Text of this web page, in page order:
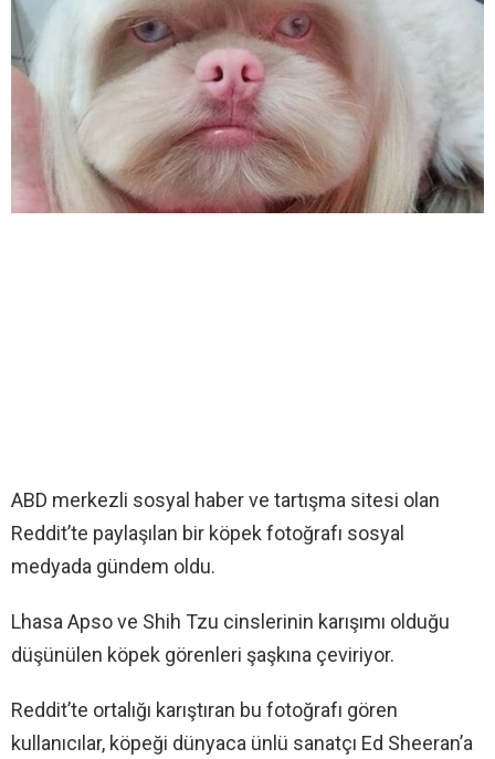
ABD merkezli sosyal haber ve tartışma sitesi olan
Reddit’te paylaşılan bir köpek fotoğrafı sosyal
medyada gündem oldu.
Lhasa Apso ve Shih Tzu cinslerinin karışımı olduğu
düşünülen köpek görenleri şaşkına çeviriyor.
Reddit’te ortalığı karıştıran bu fotoğrafı gören
kullanıcılar, köpeği dünyaca ünlü sanatçı Ed Sheeran’a